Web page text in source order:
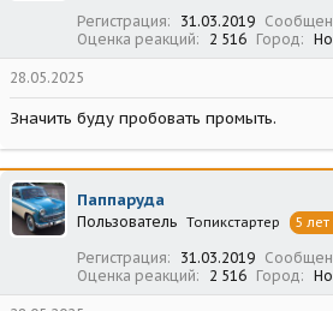
л
а
Регистрация 31.03.2019
Оценка реакций
2 516 Город
28.05.2025
Значить буду пробовать промыть.
Паппаруда
Пользователь Топикстартер 5
Регистрация 31.03.2019
Оценка реакций
2 516 Город